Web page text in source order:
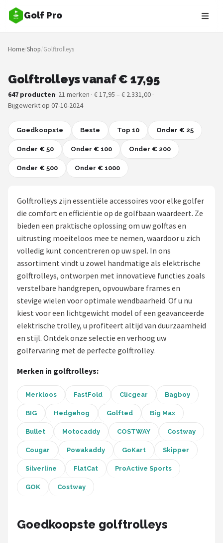
Golf Pro
Zoeken
NAVIGATIE
Merken
Blog
Golfers
Toernooien
Drivers
Putters
Golfschoenen
Shop
Func Factory
Footjoy
Livano
Nivard
Bovista
Under Armour
Wilson
Home/Shop/Golftrolleys
Golftrolleys vanaf € 17,95
647 producten· 21 merken · € 17,95 – € 2.331,00 ·
Bijgewerkt op 07-10-2024
Goedkoopste Beste Top 10 Onder € 25
Onder € 50 Onder € 100 Onder € 200
Onder € 500 Onder € 1000
Golftrolleys zijn essentiële accessoires voor elke golfer
die comfort en efficiëntie op de golfbaan waardeert. Ze
bieden een praktische oplossing om uw golftas en
uitrusting moeiteloos mee te nemen, waardoor u zich
volledig kunt concentreren op uw spel. In ons
assortiment vindt u zowel handmatige als elektrische
golftrolleys, ontworpen met innovatieve functies zoals
verstelbare handgrepen, opvouwbare frames en
stevige wielen voor optimale wendbaarheid. Of u nu
kiest voor een lichtgewicht model of een geavanceerde
elektrische trolley, u profiteert altijd van duurzaamheid
en stijl. Ontdek onze selectie en verhoog uw
golfervaring met de perfecte golftrolley.
Merken in golftrolleys:
Merkloos FastFold Clicgear Bagboy
BIG Hedgehog Golfted Big Max
Bullet Motocaddy COSTWAY Costway
Cougar Powakaddy GoKart Skipper
Silverline FlatCat ProActive Sports
GOK Costway
Goedkoopste golftrolleys